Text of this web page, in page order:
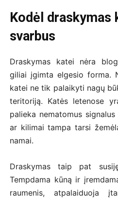
Kodėl draskymas
svarbus
Draskymas katei nėra
giliai įgimta elgesio forma.
katei ne tik palaikyti nagų
teritoriją. Katės letenose
palieka nematomus
ar kilimai tampa tarsi
namai.
Draskymas taip pat
Tempdama kūną ir
raumenis, atpalaiduoja